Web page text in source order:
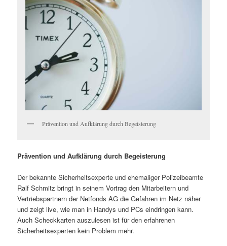
Prävention und Aufklärung durch Begeisterung
Prävention und Aufklärung durch Begeisterung
Der bekannte Sicherheitsexperte und ehemaliger Polizeibeamte
Ralf Schmitz bringt in seinem Vortrag den Mitarbeitern und
Vertriebspartnern der Netfonds AG die Gefahren im Netz näher
und zeigt live, wie man in Handys und PCs eindringen kann.
Auch Scheckkarten auszulesen ist für den erfahrenen
Sicherheitsexperten kein Problem mehr.